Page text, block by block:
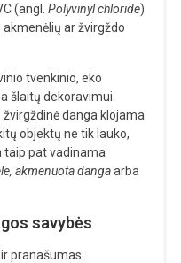
(angl. Polyvinyl chloride)
ar žvirgždo
tvenkinio, eko
šlaitų dekoravimui.
danga klojama
objektų ne tik lauko,
taip pat vadinama
akmenuota dangaarba
savybės
pranašumas: